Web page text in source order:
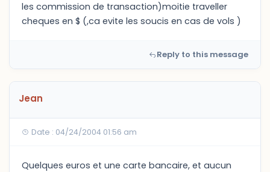
les commission de transaction)moitie traveller
cheques en $ (,ca evite les soucis en cas de vols )
Reply to this message
Jean
Date : 04/24/2004 01:56 am
Quelques euros et une carte bancaire, et aucun